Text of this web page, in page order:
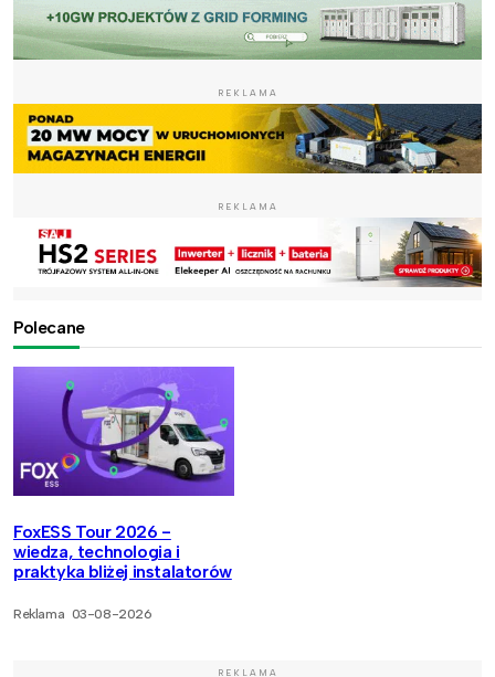
REKLAMA
REKLAMA
Polecane
FoxESS Tour 2026 -
wiedza, technologia i
praktyka bliżej instalatorów
Reklama 03-08-2026
REKLAMA